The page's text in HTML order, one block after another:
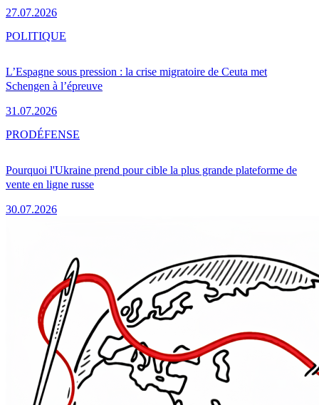
27.07.2026
L’Espagne sous pression : la crise migratoire de Ceuta met
Schengen à l’épreuve
31.07.2026
POLITIQUE
Pourquoi l'Ukraine prend pour cible la plus grande plateforme de
vente en ligne russe
30.07.2026
PRODÉFENSE